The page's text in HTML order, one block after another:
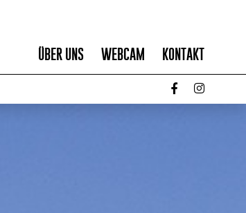
ÜBER UNS WEBCAM KONTAKT